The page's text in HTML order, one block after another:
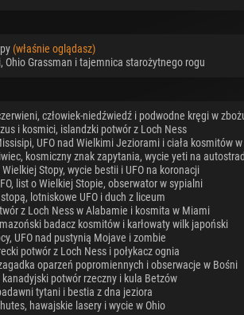
(właśnie oglądasz)
Ohio Grassman i tajemnica starożytnego rogu
człowiek-niedźwiedź i podwodne kręgi w
i kosmici, islandzki potwór z Loch Ness
UFO nad Wielkimi Jeziorami i ciała kosmitów
kosmiczny znak zapytania, wycie yeti na
Stopy, wycie bestii i UFO na koronacji
list o Wielkiej Stopie, obserwator w sypialni
lotniskowe UFO i duch z liceum
z Loch Ness w Alabamie i kosmita w Miami
badacz kosmitów i karłowaty wilk japoński
UFO nad pustynią Mojave i zombie
potwór z Loch Ness i połykacz ognia
oparzeń popromiennych i obserwacje w Bośni
potwór rzeczny i kula Betzów
tytani i bestia z dna jeziora
hawajskie lasery i wycie w Ohio